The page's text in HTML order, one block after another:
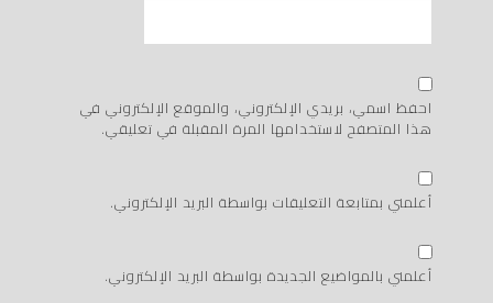
احفظ اسمي، بريدي الإلكتروني، والموقع الإلكتروني في
هذا المتصفح لاستخدامها المرة المقبلة في تعليقي.
أعلمني بمتابعة التعليقات بواسطة البريد الإلكتروني.
أعلمني بالمواضيع الجديدة بواسطة البريد الإلكتروني.